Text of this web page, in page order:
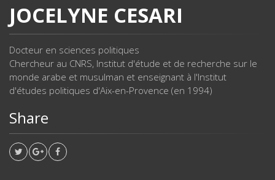
JOCELYNE CESARI
Docteur en sciences politiques
Chercheur au CNRS, Institut d'étude et de recherche sur le
monde arabe et musulman et enseignant à l'Institut
d'études politiques d'Aix-en-Provence (en 1994)
Share